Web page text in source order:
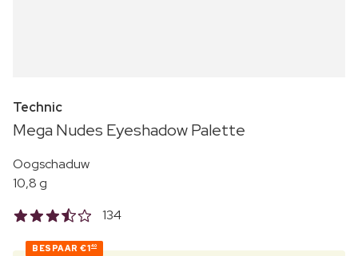
Technic
Mega Nudes Eyeshadow Palette
Oogschaduw
10,8 g
134
BESPAAR €140